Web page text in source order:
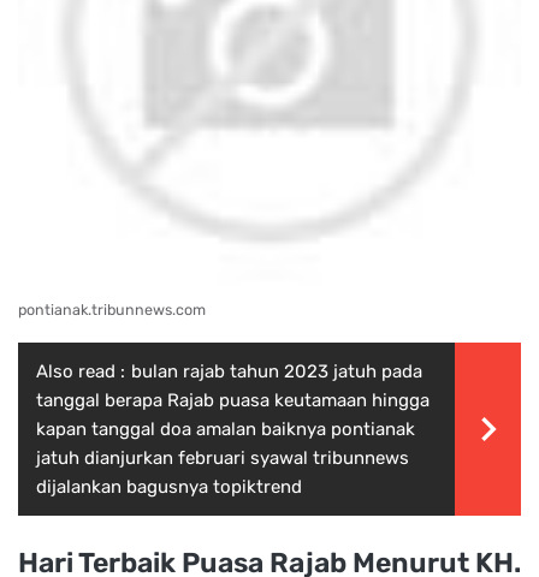
pontianak.tribunnews.com
Also read : bulan rajab tahun 2023 jatuh pada
tanggal berapa Rajab puasa keutamaan hingga
kapan tanggal doa amalan baiknya pontianak
jatuh dianjurkan februari syawal tribunnews
dijalankan bagusnya topiktrend
Hari Terbaik Puasa Rajab Menurut KH.